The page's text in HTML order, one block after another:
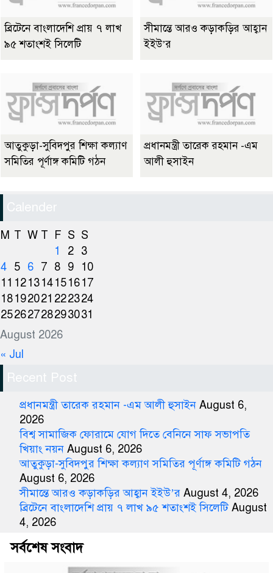
ব্রিটেনে বাংলাদেশি প্রায় ৭ লাখ
৯৫ শতাংশই সিলেটি
সীমান্তে আরও কড়াকড়ির আহ্বান
ইইউ’র
আতুকুড়া-সুবিদপুর শিক্ষা কল্যাণ
সমিতির পূর্ণাঙ্গ কমিটি গঠন
প্রধানমন্ত্রী তারেক রহমান -এম
আলী হুসাইন
Calender
August 2026
M T W T F S S
1
2 3
4 5 6 7 8 9
10
11 121314151617
18192021 222324
25262728293031
« Jul
Recent Post
প্রধানমন্ত্রী তারেক রহমান -এম আলী হুসাইন August 6,
2026
বিশ্ব সামাজিক ফোরামে যোগ দিতে বেনিনে সাফ সভাপতি
খিয়াং নয়ন August 6, 2026
আতুকুড়া-সুবিদপুর শিক্ষা কল্যাণ সমিতির পূর্ণাঙ্গ কমিটি গঠন
August 6, 2026
সীমান্তে আরও কড়াকড়ির আহ্বান ইইউ’র August 4, 2026
ব্রিটেনে বাংলাদেশি প্রায় ৭ লাখ ৯৫ শতাংশই সিলেটি August
4, 2026
সর্বশেষ সংবাদ